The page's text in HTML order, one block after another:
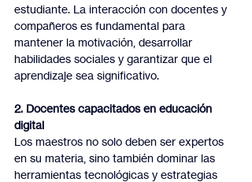
estudiante. La interacción con docentes y
compañeros es fundamental para
mantener la motivación, desarrollar
habilidades sociales y garantizar que el
aprendizaje sea significativo.
2. Docentes capacitados en educación
digital
Los maestros no solo deben ser expertos
en su materia, sino también dominar las
herramientas tecnológicas y estrategias